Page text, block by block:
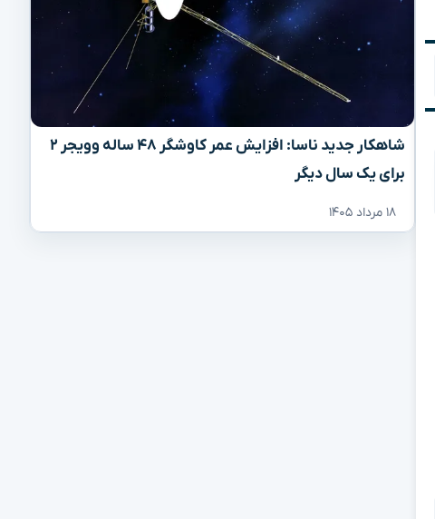
شاهکار جدید ناسا: افزایش عمر کاوشگر ۴۸ ساله وویجر ۲
برای یک سال دیگر
۱۸ مرداد ۱۴۰۵